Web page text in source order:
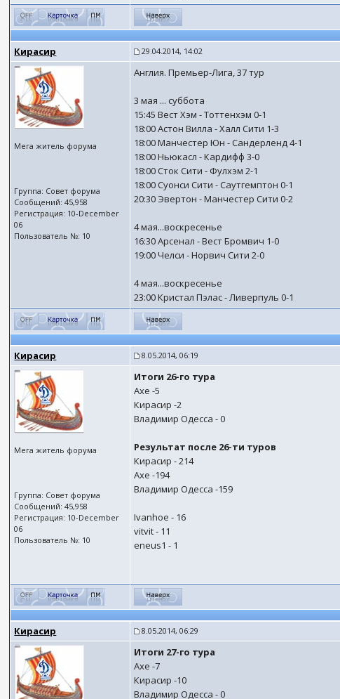
Кирасир 29.04.2014, 14:02
Мега житель форума
Группа: Совет форума
Сообщений: 45,958
Регистрация: 10-December
06
Пользователь №: 10
Англия. Премьер-Лига, 37 тур
3 мая ... суббота
15:45 Вест Хэм - Тоттенхэм 0-1
18:00 Астон Вилла - Халл Сити 1-3
18:00 Манчестер Юн - Сандерленд 4-1
18:00 Ньюкасл - Кардифф 3-0
18:00 Сток Сити - Фулхэм 2-1
18:00 Суонси Сити - Саутгемптон 0-1
20:30 Эвертон - Манчестер Сити 0-2
4 мая...воскресенье
16:30 Арсенал - Вест Бромвич 1-0
19:00 Челси - Норвич Сити 2-0
4 мая...воскресенье
23:00 Кристал Пэлас - Ливерпуль 0-1
Кирасир 8.05.2014, 06:19
Мега житель форума
Группа: Совет форума
Сообщений: 45,958
Регистрация: 10-December
06
Пользователь №: 10
Итоги 26-го тура
Ахе -5
Кирасир -2
Владимир Одесса - 0
Результат после 26-ти туров
Кирасир - 214
Ахе -194
Владимир Одесса -159
Ivanhoe - 16
vitvit - 11
eneus1 - 1
Кирасир 8.05.2014, 06:29
Итоги 27-го тура
Ахе -7
Кирасир -10
Владимир Одесса - 0